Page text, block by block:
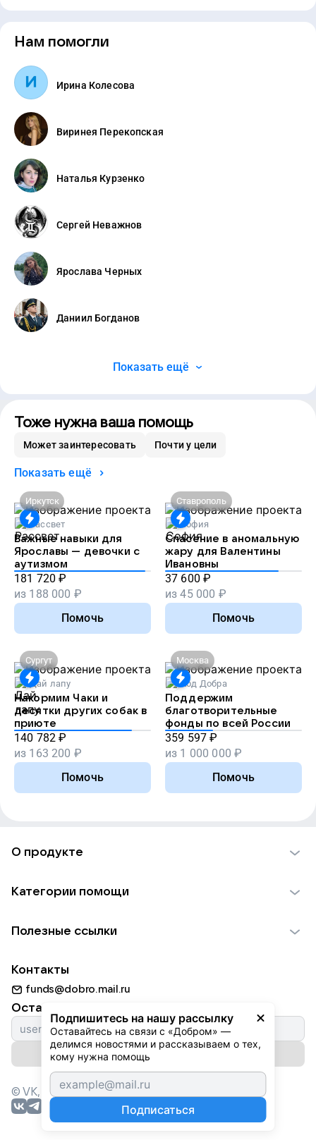
Нам помогли
Ирина Колесова
Виринея Перекопская
Наталья Курзенко
Сергей Неважнов
Ярослава Черных
Даниил Богданов
Показать ещё
Тоже нужна ваша помощь
Может заинтересовать Почти у цели
Показать ещё
Иркутск
Рассвет
Важные навыки для
Ярославы — девочки с
аутизмом
181 720 ₽
из 188 000 ₽
Помочь
Ставрополь
София
Спасение в аномальную
жару для Валентины
Ивановны
37 600 ₽
из45 000 ₽
Помочь
Сургут
Дай лапу
Накормим Чаки и
десятки других собак в
приюте
140 782 ₽
из 163 200 ₽
Помочь
Москва
Код Добра
Поддержим
благотворительные
фонды по всей России
359 597 ₽
из 1 000 000 ₽
Помочь
Подпишитесь на нашу рассылку
Оставайтесь на связи с «Добром» —
делимся новостями и рассказываем о тех,
кому нужна помощь
Подписаться
О продукте
Использование материалов
Для НКО
Партнерам
Категории помощи
Пожилым
Животным
Природе
Культуре
Фондам
Полезные ссылки
Добрый день
Истории
Автоплатежи
Контакты
funds@dobro.mail.ru
Оставайтесь с нами
Подписаться на рассылку
© VK, 2026г. Все права защищены.